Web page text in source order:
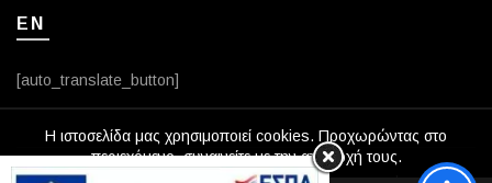
EN
[auto_translate_button]
Η ιστοσελίδα μας χρησιμοποιεί cookies. Προχωρώντας στο
περιεχόμενο, συναινείτε με την αποδοχή τους.